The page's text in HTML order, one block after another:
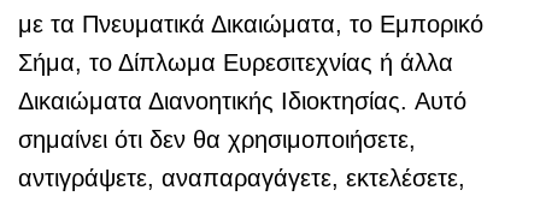
με τα Πνευματικά Δικαιώματα, το Εμπορικό
Σήμα, το Δίπλωμα Ευρεσιτεχνίας ή άλλα
Δικαιώματα Διανοητικής Ιδιοκτησίας. Αυτό
σημαίνει ότι δεν θα χρησιμοποιήσετε,
αντιγράψετε, αναπαραγάγετε, εκτελέσετε,